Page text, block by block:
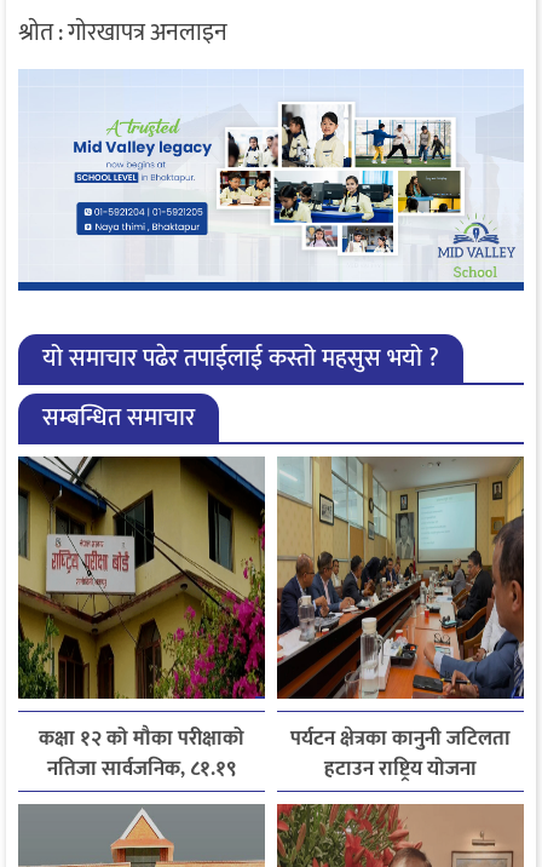
श्राेत : गाेरखापत्र अनलाइन
यो समाचार पढेर तपाईलाई कस्तो महसुस भयो ?
सम्बन्धित समाचार
कक्षा १२ को मौका परीक्षाको
नतिजा सार्वजनिक, ८१.१९
प्रतिशत विद्यार्थी उत्तीर्ण
पर्यटन क्षेत्रका कानुनी जटिलता
हटाउन राष्ट्रिय योजना
आयोगसमक्ष होटल संघ
बागमतीका पाँचबुँदे माग